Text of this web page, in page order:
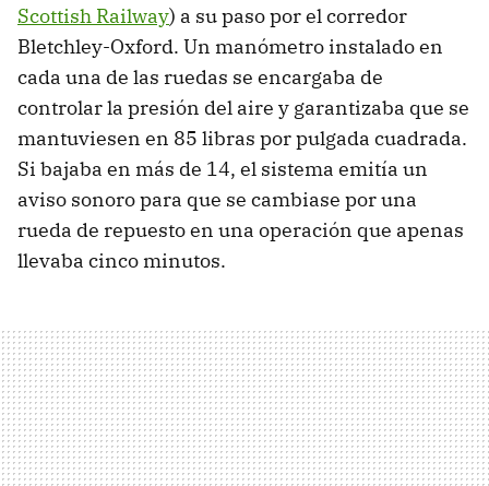
Scottish Railway) a su paso por el corredor
Bletchley-Oxford. Un manómetro instalado en
cada una de las ruedas se encargaba de
controlar la presión del aire y garantizaba que se
mantuviesen en 85 libras por pulgada cuadrada.
Si bajaba en más de 14, el sistema emitía un
aviso sonoro para que se cambiase por una
rueda de repuesto en una operación que apenas
llevaba cinco minutos.